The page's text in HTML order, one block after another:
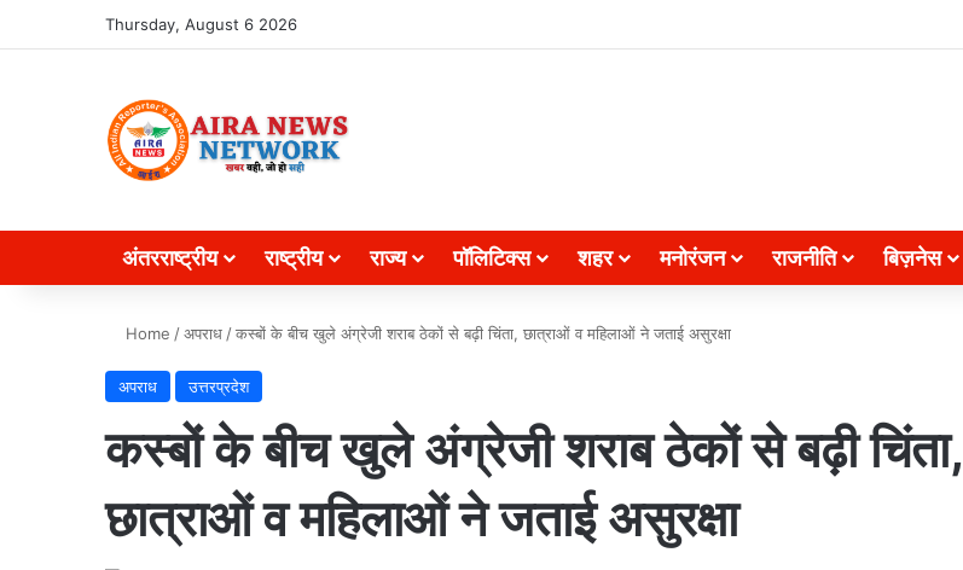
Thursday, August 6 2026
अंतरराष्ट्रीय राष्ट्रीय राज्य पॉलिटिक्स शहर मनोरंजन राजनीति बिज़नेस
Home /अपराध /कस्बों के बीच खुले अंग्रेजी शराब ठेकों से बढ़ी चिंता, छात्राओं व महिलाओं ने जताई असुरक्षा
अपराध उत्तरप्रदेश
कस्बों के बीच खुले अंग्रेजी शराब ठेकों से बढ़ी चिंता,
छात्राओं व महिलाओं ने जताई असुरक्षा